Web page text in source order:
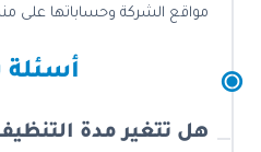
مواقع الشركة وحساباتها على
هل تتغير مدة